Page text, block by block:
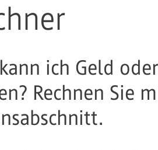
ich Geld
Rechnen Sie